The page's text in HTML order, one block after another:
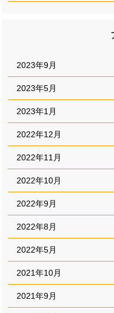
2023年9月
2023年5月
2023年1月
2022年12月
2022年11月
2022年10月
2022年9月
2022年8月
2022年5月
2021年10月
2021年9月